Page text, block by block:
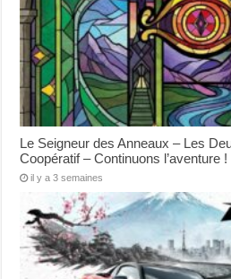
Le Seigneur des Anneaux – Les
Coopératif – Continuons l’aventure !
il y a 3 semaines